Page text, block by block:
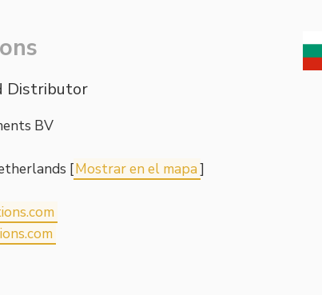
Distributor
BV
[Mostrar en el mapa ]